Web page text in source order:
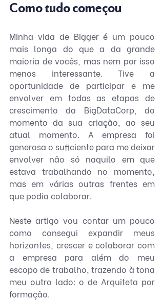
Como tudo começou
Minha vida de Bigger é um pouco
mais longa do que a da grande
maioria de vocês, mas nem por isso
menos interessante. Tive a
oportunidade de participar e me
envolver em todas as etapas de
crescimento da BigDataCorp, do
momento da sua criação, ao seu
atual momento. A empresa foi
generosa o suficiente para me deixar
envolver não só naquilo em que
estava trabalhando no momento,
mas em várias outras frentes em
que podia colaborar.
Neste artigo vou contar um pouco
como consegui expandir meus
horizontes, crescer e colaborar com
a empresa para além do meu
escopo de trabalho, trazendo à tona
meu outro lado: o de Arquiteta por
formação.